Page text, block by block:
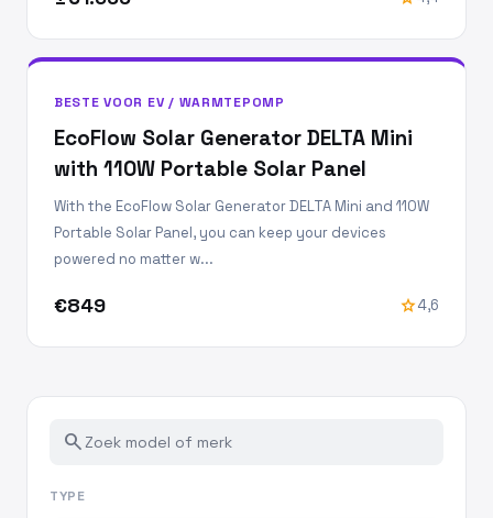
BESTE VOOR EV / WARMTEPOMP
EcoFlow Solar Generator DELTA Mini
with 110W Portable Solar Panel
With the EcoFlow Solar Generator DELTA Mini and 110W
Portable Solar Panel, you can keep your devices
powered no matter w...
€849 star4,6
search
TYPE